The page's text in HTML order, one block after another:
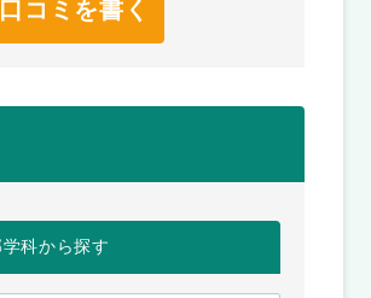
コミを書く
科から探す